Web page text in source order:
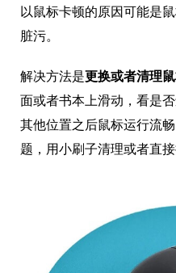
以鼠标卡顿的原因可能是
脏污。
解决方法是更换或者清理
面或者书本上滑动，看是
其他位置之后鼠标运行流
题，用小刷子清理或者直